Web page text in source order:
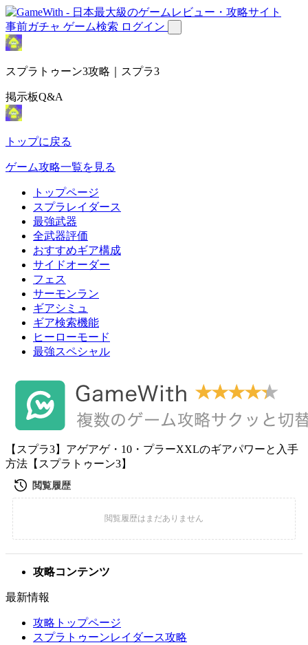
事前ガチャ ゲーム検索 ログイン
スプラトゥーン3攻略｜スプラ3
掲示板Q&A
トップに戻る
ゲーム攻略一覧を見る
トップページ
スプラレイダース
最強武器
全武器評価
おすすめギア構成
サイドオーダー
フェス
サーモンラン
ギアシミュ
ギア検索機能
ヒーローモード
最強スペシャル
【スプラ3】アゲアゲ・10・プラーXXLのギアパワーと入手
方法【スプラトゥーン3】
攻略コンテンツ
最新情報
攻略トップページ
スプラトゥーンレイダース攻略